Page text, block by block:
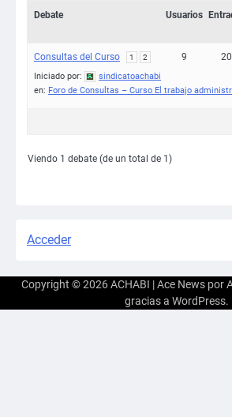
Debate Usuarios
Consultas del Curso 1 2
Iniciado por:
sindicatoachabi
en: Foro de Consultas – Curso El trabajo
9 20
Viendo 1 debate (de un total de 1)
Acceder
Copyright © 2026ACHABI | Ace News por
gracias a WordPress.